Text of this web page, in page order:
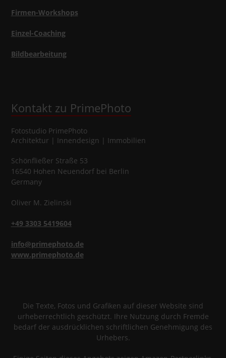
Firmen-Workshops
Einzel-Coaching
Bildbearbeitung
Kontakt zu PrimePhoto
Fotostudio PrimePhoto
Architektur | Innendesign | Immobilien
Schönfließer Straße 53
16540 Hohen Neuendorfbei Berlin
Germany
Oliver M. Zielinski
+49 3303 5419604
info@primephoto.de
www.primephoto.de
Die Texte, Fotos und Grafiken auf dieser Website sind
urheberrechtlich geschützt. Ihre Nutzung durch Fremde
bedarf der ausdrücklichen schriftlichen Genehmigung des
Urhebers.